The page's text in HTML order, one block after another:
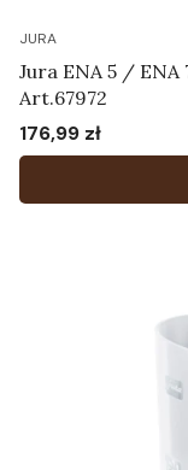
JURA
Jura ENA 5 /
Art.67972
Cena
176,99 zł